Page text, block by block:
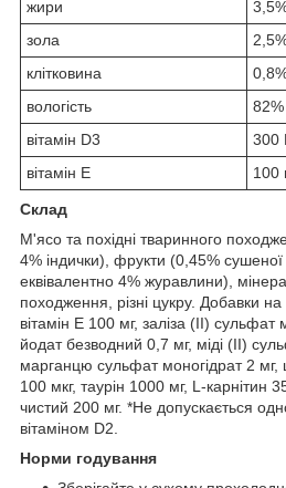
жири
зола
клітковина
вологість
82%
вітамін D3
вітамін E
100
Склад
М'ясо та похідні тваринного
4% індички), фрукти (0,45%
еквівалентно 4% журавлини),
походження, різні цукру. Добавки
вітамін Е 100 мг, заліза (II) сульфат
йодат безводний 0,7 мг, міді (II)
марганцю сульфат моногідрат 2 мг,
100 мкг, таурін 1000 мг, L-карнітин
чистий 200 мг. *Не допускається
вітаміном D2.
Норми годування